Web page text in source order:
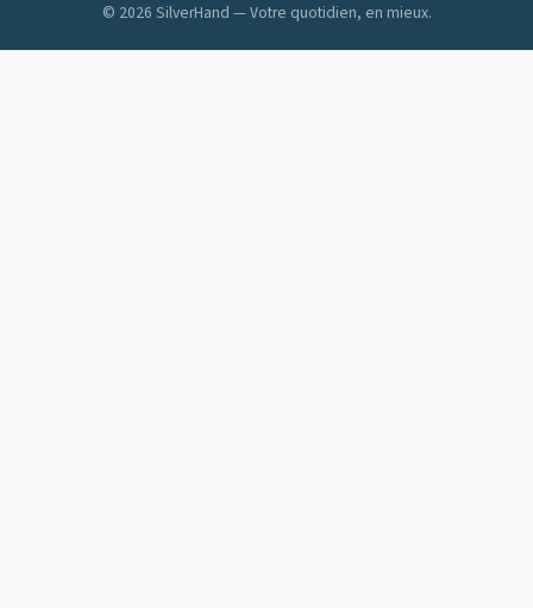
© 2026 SilverHand — Votre quotidien, en mieux.